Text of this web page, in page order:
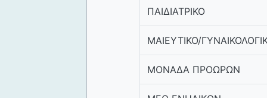
ΠΑΙΔΙΑΤΡΙΚΟ
ΜΑΙΕΥΤΙΚΟ/
ΜΟΝΑΔΑ ΠΡΟΩΡΩΝ